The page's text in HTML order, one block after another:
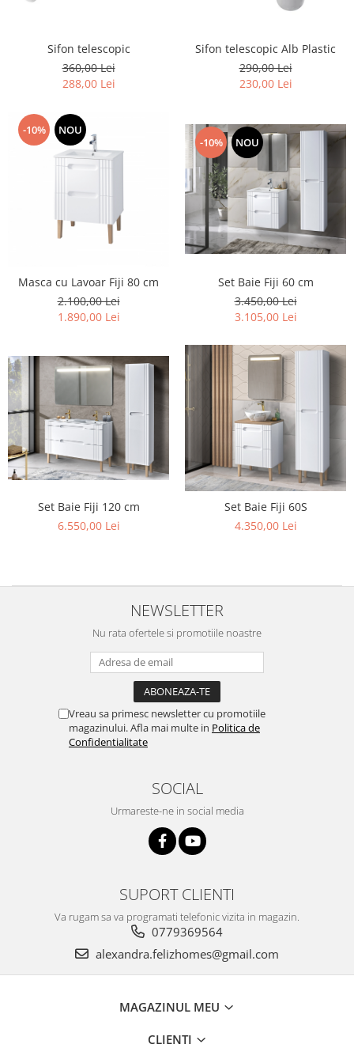
Sezlong living
Sifon telescopic
360,00 Lei
288,00 Lei
Sifon telescopic Alb Plastic
290,00 Lei
230,00 Lei
-10% NOU
Masca cu Lavoar Fiji 80 cm
2.100,00 Lei
1.890,00 Lei
-10% NOU
Set Baie Fiji 60 cm
3.450,00 Lei
3.105,00 Lei
Set Baie Fiji 120 cm
6.550,00 Lei
Set Baie Fiji 60S
4.350,00 Lei
NEWSLETTER
Nu rata ofertele si promotiile noastre
Vreau sa primesc newsletter cu promotiile
magazinului. Afla mai multe in Politica de
Confidentialitate
SOCIAL
Urmareste-ne in social media
SUPORT CLIENTI
Va rugam sa va programati telefonic vizita in magazin.
0779369564
alexandra.felizhomes@gmail.com
MAGAZINUL MEU
CLIENTI